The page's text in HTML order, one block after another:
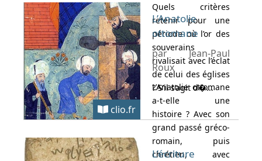
Quels critères
retenir pour une
période où l’or des
souverains
rivalisait avec l’éclat
de celui des églises
? S’il s’agit d�...
clio.fr
L’Anatolie
ottomane
par Jean-Paul
Roux
L’Anatolie ottomane
a-t-elle une
histoire ? Avec son
grand passé gréco-
romain, puis
chrétien, avec
L’écriture